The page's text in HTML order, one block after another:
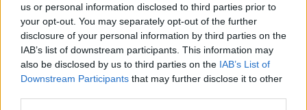
us or personal information disclosed to third parties prior to
your opt-out. You may separately opt-out of the further
disclosure of your personal information by third parties on the
IAB’s list of downstream participants. This information may
also be disclosed by us to third parties on the IAB’s List of
Downstream Participants that may further disclose it to other